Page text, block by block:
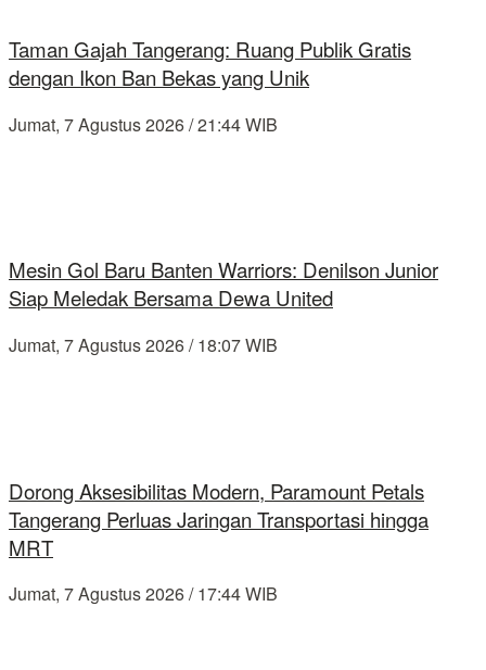
Taman Gajah Tangerang: Ruang Publik Gratis
dengan Ikon Ban Bekas yang Unik
Jumat, 7 Agustus 2026 / 21:44 WIB
Mesin Gol Baru Banten Warriors: Denilson Junior
Siap Meledak Bersama Dewa United
Jumat, 7 Agustus 2026 / 18:07 WIB
Dorong Aksesibilitas Modern, Paramount Petals
Tangerang Perluas Jaringan Transportasi hingga
MRT
Jumat, 7 Agustus 2026 / 17:44 WIB